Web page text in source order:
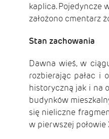
kaplica. Pojedyncze
założono cmentarz
Stan zachowania
Dawna wieś, w
rozbierając pałac i
historyczną jak i na
budynków
się nieliczne
w pierwszej